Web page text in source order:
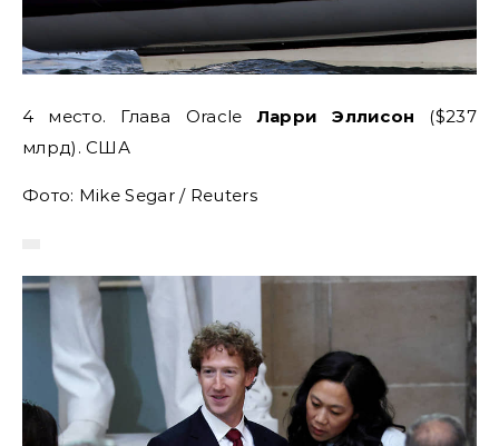
4 место. Глава OracleЛарри Эллисон ($237
млрд). США
Фото: Mike Segar / Reuters